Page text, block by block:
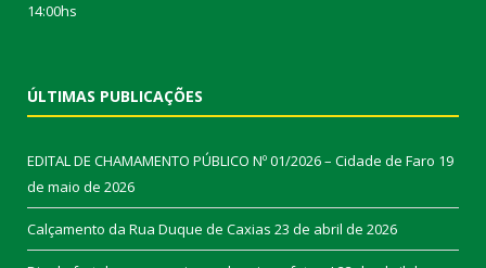
14:00hs
ÚLTIMAS PUBLICAÇÕES
EDITAL DE CHAMAMENTO PÚBLICO Nº 01/2026 – Cidade de Faro 19
de maio de 2026
Calçamento da Rua Duque de Caxias 23 de abril de 2026